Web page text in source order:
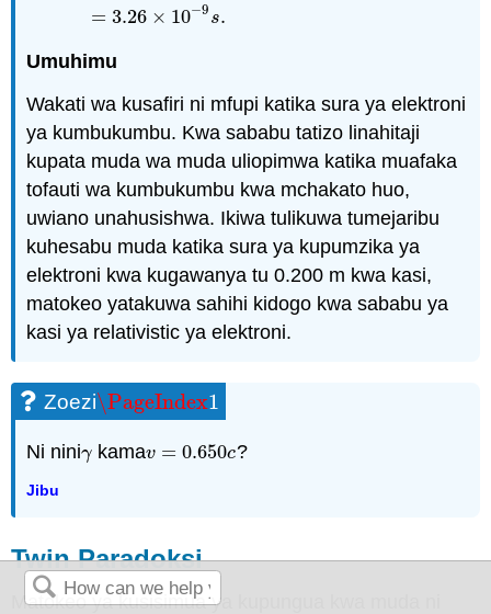
= 3.26 × 10−9s.
Umuhimu
Wakati wa kusafiri ni mfupi katika sura ya elektroni
ya kumbukumbu. Kwa sababu tatizo linahitaji
kupata muda wa muda uliopimwa katika muafaka
tofauti wa kumbukumbu kwa mchakato huo,
uwiano unahusishwa. Ikiwa tulikuwa tumejaribu
kuhesabu muda katika sura ya kupumzika ya
elektroni kwa kugawanya tu 0.200 m kwa kasi,
matokeo yatakuwa sahihi kidogo kwa sababu ya
kasi ya relativistic ya elektroni.
Zoezi\PageIndex1
\PageIndex1
Ni niniγ
γ kamav = 0.650c
v =0.650c ?
Jibu
Twin Paradoksi
Matokeo ya kusisimua ya kupungua kwa muda ni